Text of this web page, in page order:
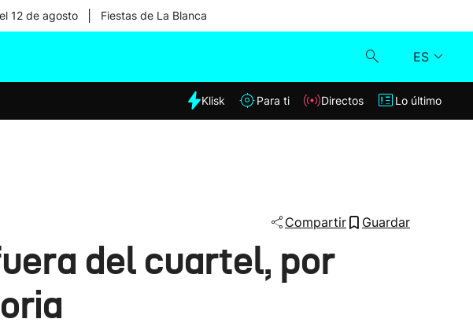
12 de agosto Fiestas de La Blanca
ES
Klisk
Klisk Para ti Directos Lo último
Compartir Guardar
del cuartel, por